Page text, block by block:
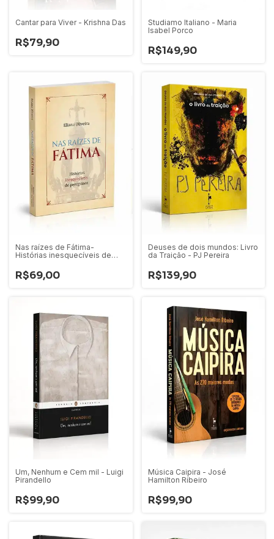
Cantar para Viver - Krishna Das
R$79,90
Studiamo Italiano - Maria
Isabel Porco
R$149,90
Nas raízes de Fátima-
Histórias inesquecíveis de
R$69,00
Deuses de dois mundos: Livro
da Traição - PJ Pereira
R$139,90
Um, Nenhum e Cem mil - Luigi
Pirandello
R$99,90
Música Caipira - José
Hamilton Ribeiro
R$99,90